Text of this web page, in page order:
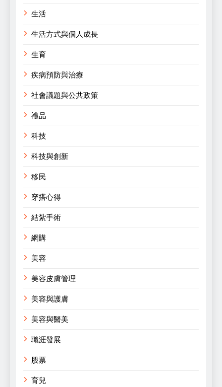
生活
生活方式與個人成長
生育
疾病預防與治療
社會議題與公共政策
禮品
科技
科技與創新
移民
穿搭心得
結紮手術
網購
美容
美容皮膚管理
美容與護膚
美容與醫美
職涯發展
股票
育兒